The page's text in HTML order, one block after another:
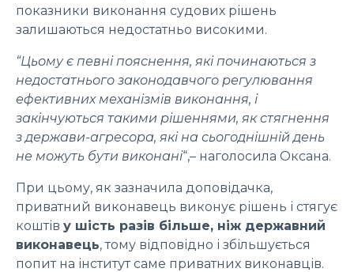
показники виконання судових рішень
залишаються недостатньо високими.
“Цьому є певні пояснення, які починаються з
недостатнього законодавчого регулювання
ефективних механізмів виконання, і
закінчуються такими рішеннями, як стягнення
з держави-агресора, які на сьогоднішній день
не можуть бути виконані“,– наголосила Оксана.
При цьому, як зазначила доповідачка,
приватний виконавець виконує рішень і стягує
коштів у шість разів більше, ніж державний
виконавець, тому відповідно і збільшується
попит на інститут саме приватних виконавців.